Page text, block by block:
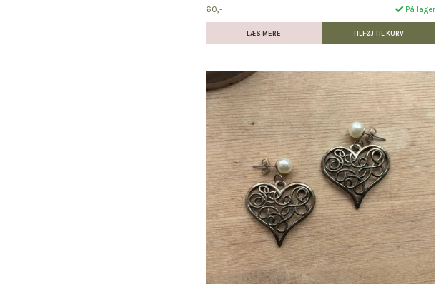
60,- På lager
LÆS MERE